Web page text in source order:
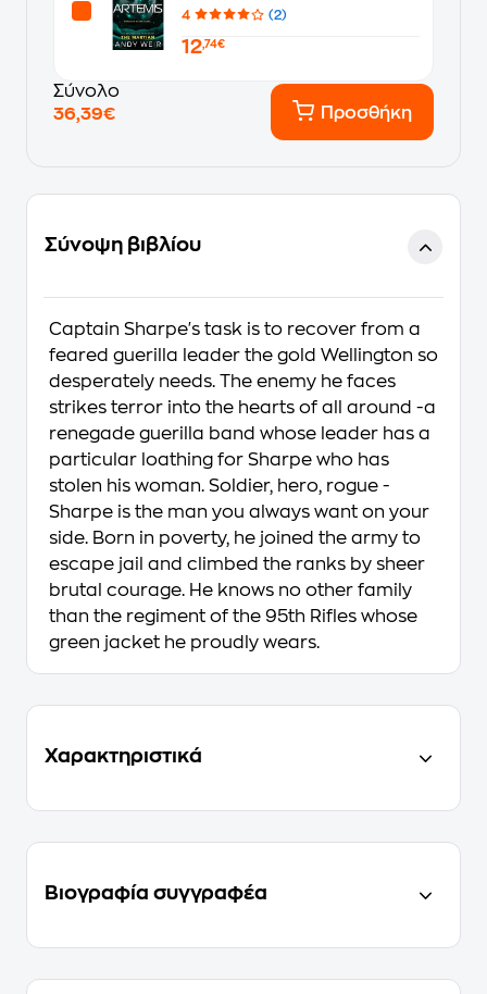
4 (2)
12,74€
Σύνολο
36,39€
Προσθήκη
Σύνοψη βιβλίου
Captain Sharpe's task is to recover from a
feared guerilla leader the gold Wellington so
desperately needs. The enemy he faces
strikes terror into the hearts of all around -a
renegade guerilla band whose leader has a
particular loathing for Sharpe who has
stolen his woman. Soldier, hero, rogue -
Sharpe is the man you always want on your
side. Born in poverty, he joined the army to
escape jail and climbed the ranks by sheer
brutal courage. He knows no other family
than the regiment of the 95th Rifles whose
green jacket he proudly wears.
Χαρακτηριστικά
Βιογραφία συγγραφέα